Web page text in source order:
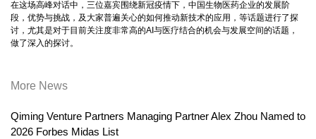
在这场高峰对话中，三位嘉宾围绕新冠疫情下，中国生物医药企业的发展阶
段，优势与挑战，及大家普遍关心的如何推动新技术的应用，等话题进行了探
讨，尤其是对于目前关注度非常高的AI与医疗结合的机会与发展空间的话题，
做了深入的探讨。
More News
Qiming Venture Partners Managing Partner Alex Zhou Named to
2026 Forbes Midas List